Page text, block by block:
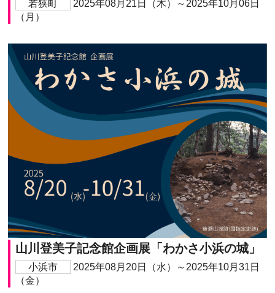
若狭町
2025年08月21日（木）～2025年10月06日
（月）
山川登美子記念館企画展「わかさ小浜の城」
小浜市
2025年08月20日（水）～2025年10月31日
（金）